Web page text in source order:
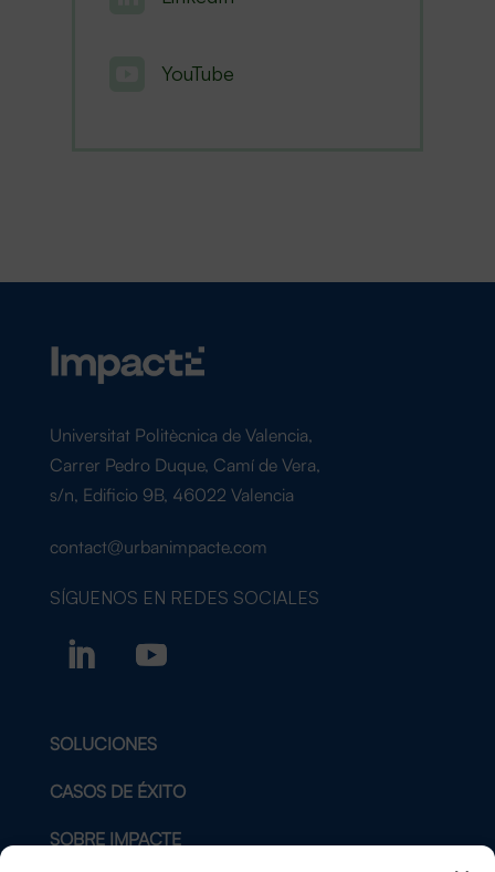
YouTube
Universitat Politècnica de Valencia,
Carrer Pedro Duque, Camí de Vera,
s/n, Edificio 9B, 46022 Valencia
contact@urbanimpacte.com
SÍGUENOS EN REDES SOCIALES
SOLUCIONES
CASOS DE ÉXITO
SOBRE IMPACTE